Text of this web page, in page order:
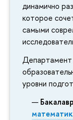
динамично
которое
самыми
Департамент
уровни